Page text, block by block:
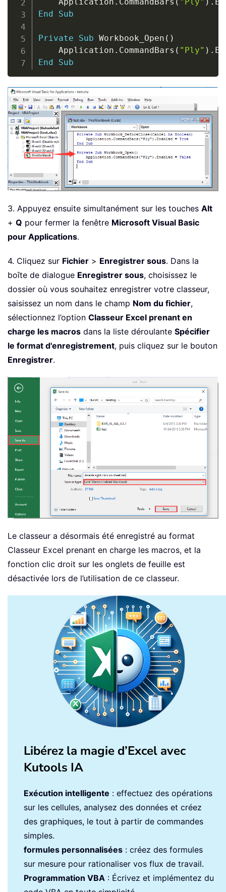
End
Sub
Private Sub Workbook_Open ( )
    Application
. CommandBars ( "Ply" ) .
End
Sub
3. Appuyez ensuite simultanément sur les touches Alt
+ Q pour fermer la fenêtre Microsoft Visual Basic
pour Applications.
4. Cliquez sur Fichier > Enregistrer sous. Dans la
boîte de dialogue Enregistrer sous, choisissez le
dossier où vous souhaitez enregistrer votre classeur,
saisissez un nom dans le champ Nom du fichier,
sélectionnez l’option Classeur Excel prenant en
charge les macros dans la liste déroulante Spécifier
le format d'enregistrement, puis cliquez sur le bouton
Enregistrer.
Le classeur a désormais été enregistré au format
Classeur Excel prenant en charge les macros, et la
fonction clic droit sur les onglets de feuille est
désactivée lors de l’utilisation de ce classeur.
Libérez la magie d’Excel avec
Kutools IA
Exécution intelligente : effectuez des opérations
sur les cellules, analysez des données et créez
des graphiques, le tout à partir de commandes
simples.
formules personnalisées : créez des formules
sur mesure pour rationaliser vos flux de travail.
Programmation VBA : Écrivez et implémentez du